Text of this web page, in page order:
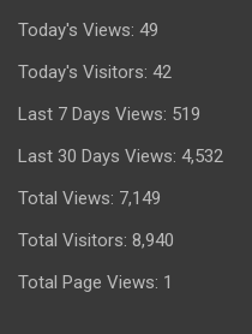
Today's Views: 49
Today's Visitors: 42
Last 7 Days Views: 519
Last 30 Days Views: 4,532
Total Views: 7,149
Total Visitors: 8,940
Total Page Views: 1